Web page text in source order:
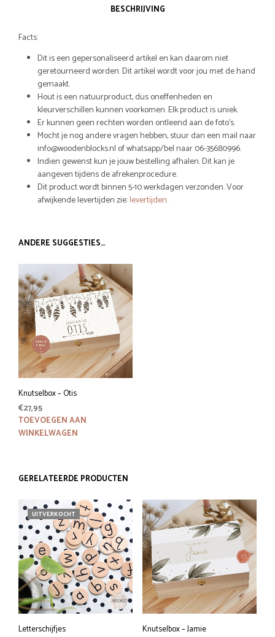
BESCHRIJVING
Facts:
Dit is een gepersonaliseerd artikel en kan daarom niet
geretourneerd worden. Dit artikel wordt voor jou met de hand
gemaakt.
Hout is een natuurproduct, dus oneffenheden en
kleurverschillen kunnen voorkomen. Elk product is uniek.
Er kunnen geen rechten worden ontleend aan de foto’s.
Mocht je nog andere vragen hebben, stuur dan een mail naar
info@woodenblocks.nl of whatsapp/bel naar 06-35680996.
Indien gewenst kun je jouw bestelling afhalen. Dit kan je
aangeven tijdens de afrekenprocedure.
Dit product wordt binnen 5-10 werkdagen verzonden. Voor
afwijkende levertijden zie:levertijden.
ANDERE SUGGESTIES…
Knutselbox – Otis
€27,95
TOEVOEGEN AAN
WINKELWAGEN
GERELATEERDE PRODUCTEN
UITVERKOCHT
Letterschijfjes
Knutselbox – Jamie